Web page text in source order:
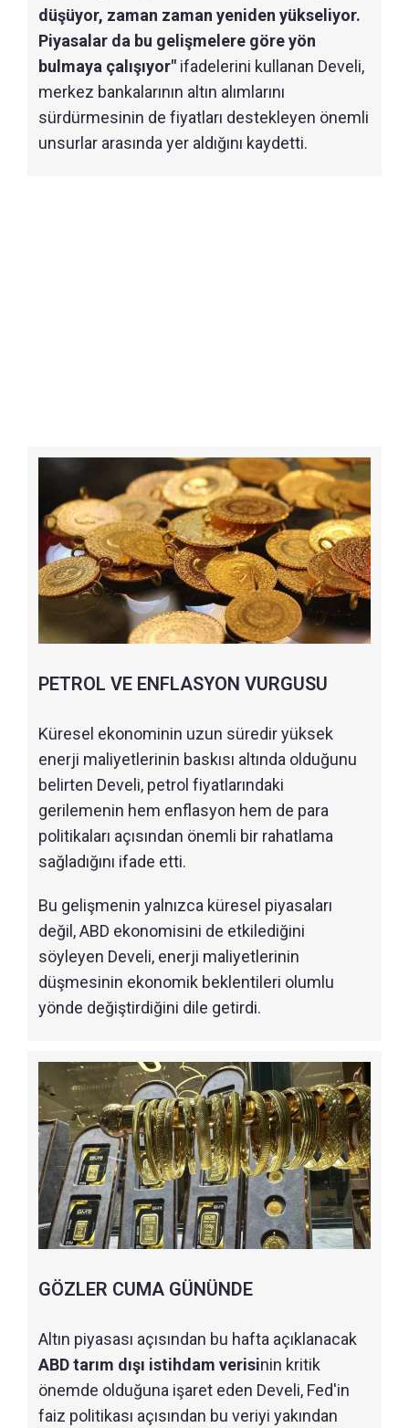
düşüyor, zaman zaman yeniden yükseliyor.
Piyasalar da bu gelişmelere göre yön
bulmaya çalışıyor" ifadelerini kullanan Develi,
merkez bankalarının altın alımlarını
sürdürmesinin de fiyatları destekleyen önemli
unsurlar arasında yer aldığını kaydetti.
PETROL VE ENFLASYON VURGUSU
Küresel ekonominin uzun süredir yüksek
enerji maliyetlerinin baskısı altında olduğunu
belirten Develi, petrol fiyatlarındaki
gerilemenin hem enflasyon hem de para
politikaları açısından önemli bir rahatlama
sağladığını ifade etti.
Bu gelişmenin yalnızca küresel piyasaları
değil, ABD ekonomisini de etkilediğini
söyleyen Develi, enerji maliyetlerinin
düşmesinin ekonomik beklentileri olumlu
yönde değiştirdiğini dile getirdi.
GÖZLER CUMA GÜNÜNDE
Altın piyasası açısından bu hafta açıklanacak
ABD tarım dışı istihdam verisinin kritik
önemde olduğuna işaret eden Develi, Fed'in
faiz politikası açısından bu veriyi yakından